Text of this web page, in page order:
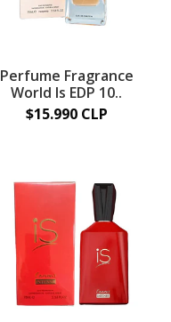
Perfume Fragrance
World Is EDP 10..
$15.990 CLP